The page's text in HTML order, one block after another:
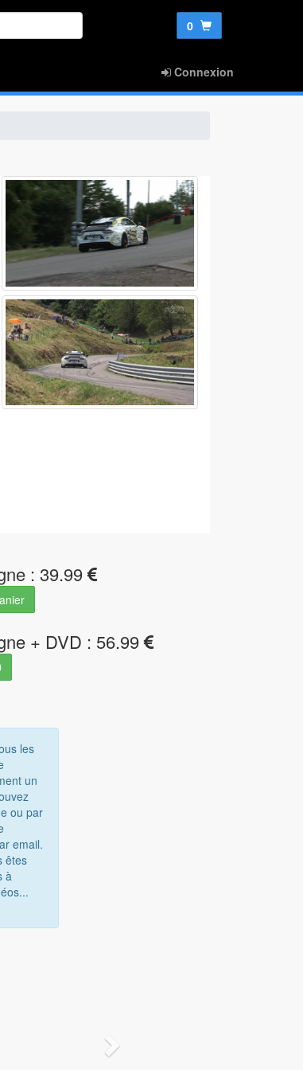
0
Connexion
: 39.99
+ DVD : 56.99
les
un
ou par
email.
êtes
à